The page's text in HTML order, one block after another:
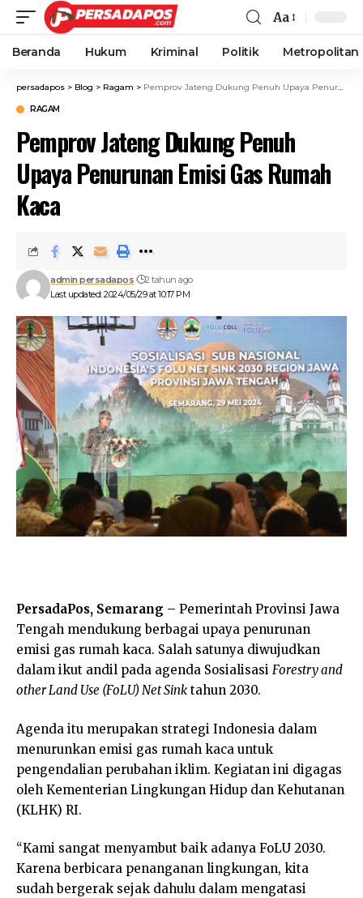
Aa
Beranda Hukum Kriminal Politik Metropolitan
persadapos > Blog > Ragam > Pemprov Jateng Dukung Penuh Upaya Penurunan Emisi Gas Rumah Kaca
RAGAM
Pemprov Jateng Dukung Penuh
Upaya Penurunan Emisi Gas Rumah
Kaca
Last updated: 2024/05/29 at 10:17 PM
admin persadapos 2 tahun ago
PersadaPos, Semarang – Pemerintah Provinsi Jawa
Tengah mendukung berbagai upaya penurunan
emisi gas rumah kaca. Salah satunya diwujudkan
dalam ikut andil pada agenda Sosialisasi Forestry and
other Land Use (FoLU) Net Sink tahun 2030.
Agenda itu merupakan strategi Indonesia dalam
menurunkan emisi gas rumah kaca untuk
pengendalian perubahan iklim. Kegiatan ini digagas
oleh Kementerian Lingkungan Hidup dan Kehutanan
(KLHK) RI.
“Kami sangat menyambut baik adanya FoLU 2030.
Karena berbicara penanganan lingkungan, kita
sudah bergerak sejak dahulu dalam mengatasi